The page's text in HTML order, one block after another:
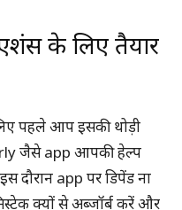
के लिए तैयार
पहले आप इसकी थोड़ी
जैसे app आपकी हेल्प
दौरान app पर डिपेंड ना
क्यों से अब्जॉर्ब करें और